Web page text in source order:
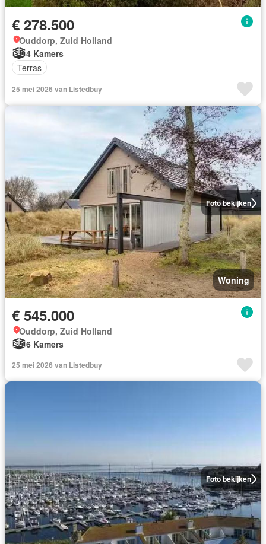
€ 278.500
Ouddorp, Zuid Holland
4 Kamers
Terras
25 mei 2026 van Listedbuy
Foto bekijken
Woning
€ 545.000
Ouddorp, Zuid Holland
6 Kamers
25 mei 2026 van Listedbuy
Foto bekijken